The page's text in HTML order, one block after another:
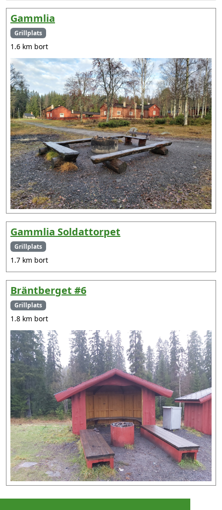
Gammlia
Grillplats
1.6 km bort
Gammlia Soldattorpet
Grillplats
1.7 km bort
Bräntberget #6
Grillplats
1.8 km bort